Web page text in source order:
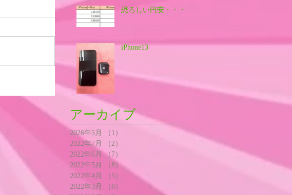
恐ろしい円安・・・
iPhone13
アーカイブ
2026年5月 （1）
2022年7月
（2）
2022年6月 （7）
2022年5月
（8）8件の記事
2022年4月
（5）
5件の記事
2022年3月
（8）
8件の記事